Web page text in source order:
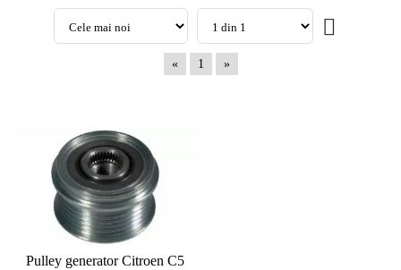
« 1 »
Pulley generator Citroen C5